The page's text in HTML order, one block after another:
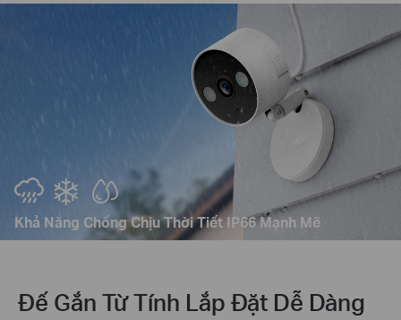
Khả Năng Chống Chịu Thời Tiết IP66 Mạnh Mẽ
Đế Gắn Từ Tính Lắp Đặt Dễ Dàng